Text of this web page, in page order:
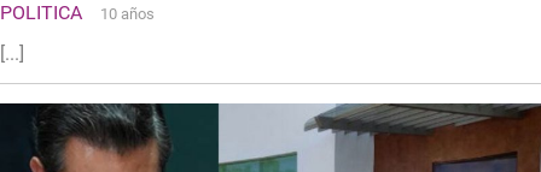
POLITICA 10 años
[...]